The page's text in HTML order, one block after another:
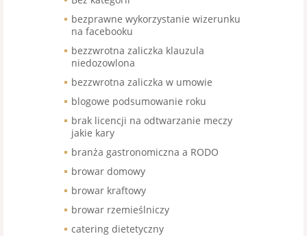
bezprawne wykorzystanie wizerunku
na facebooku
bezzwrotna zaliczka klauzula
niedozowlona
bezzwrotna zaliczka w umowie
blogowe podsumowanie roku
brak licencji na odtwarzanie meczy
jakie kary
branża gastronomiczna a RODO
browar domowy
browar kraftowy
browar rzemieślniczy
catering dietetyczny